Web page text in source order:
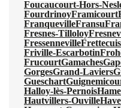
Foucaucourt-Hors-
FourdrinoyFramicourt
FranquevilleFransu
Fresnes-Tilloloy
Fressenneville
Friville-Escarbotin
FrucourtGamaches
GorgesGrand-Laviers
Gueschart
Halloy-lès-Pernois
Hautvillers-Ouville